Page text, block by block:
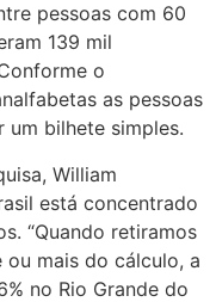
pessoas com 60
139 mil
o
as pessoas
um bilhete simples.
William
está concentrado
“Quando retiramos
mais do cálculo, a
no Rio Grande do